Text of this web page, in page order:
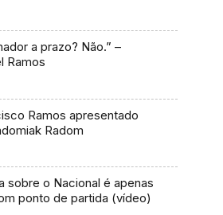
a prazo? Não.” –
Ramos
Ramos apresentado
Radom
sobre o Nacional é apenas
ponto de partida (vídeo)